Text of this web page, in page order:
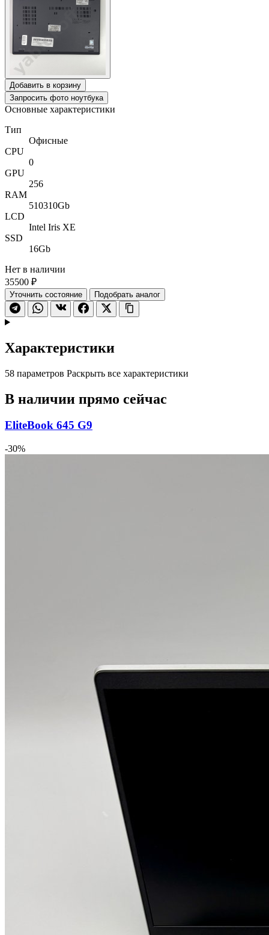
Добавить в корзину
Запросить фото ноутбука
Основные характеристики
Тип
Офисные
CPU
0
GPU
256
RAM
510310Gb
LCD
Intel Iris XE
SSD
16Gb
Нет в наличии
35500 ₽
Уточнить состояние Подобрать аналог
Характеристики
58 параметров Раскрыть все характеристики
В наличии прямо сейчас
EliteBook 645 G9
-30%